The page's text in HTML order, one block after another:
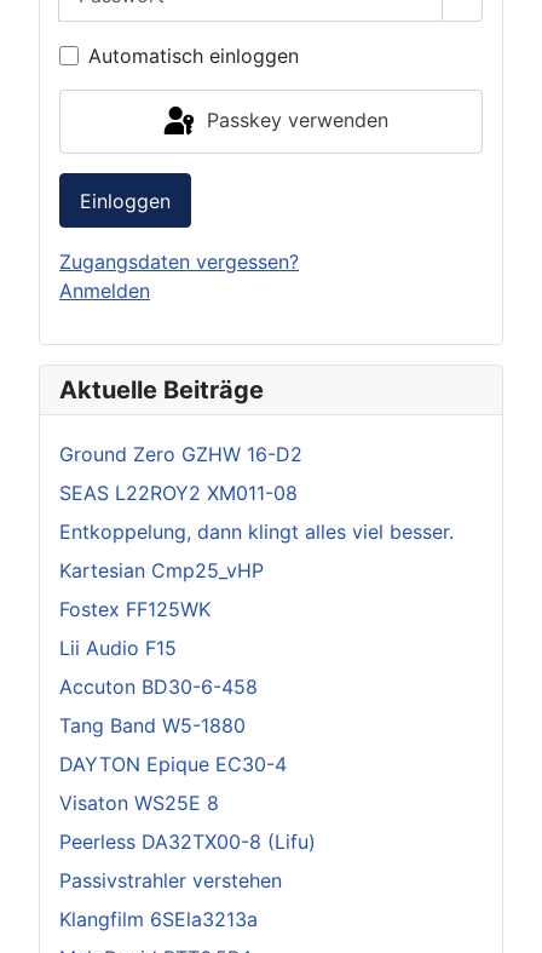
Automatisch einloggen
Passkey verwenden
Einloggen
Zugangsdaten vergessen?
Anmelden
Aktuelle Beiträge
Ground Zero GZHW 16-D2
SEAS L22ROY2 XM011-08
Entkoppelung, dann klingt alles viel besser.
Kartesian Cmp25_vHP
Fostex FF125WK
Lii Audio F15
Accuton BD30-6-458
Tang Band W5-1880
DAYTON Epique EC30-4
Visaton WS25E 8
Peerless DA32TX00-8 (Lifu)
Passivstrahler verstehen
Klangfilm 6SEla3213a